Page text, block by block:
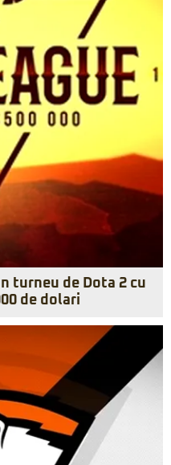
turneu de Dota 2 cu
de dolari